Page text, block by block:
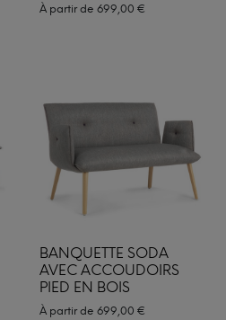
À partir de 699,00 €
BANQUETTE SODA
AVEC ACCOUDOIRS
PIED EN BOIS
À partir de 699,00 €